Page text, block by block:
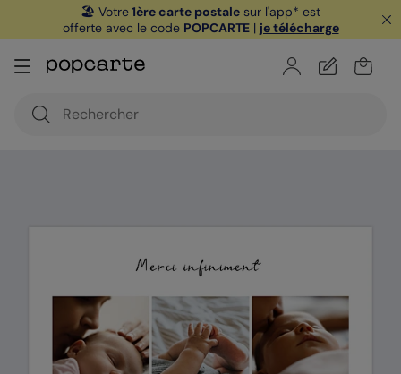
🏖️ Votre1ère carte postale sur l'app* est
offerte avec le code POPCARTE| je télécharge